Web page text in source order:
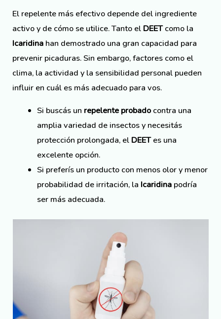
El repelente más efectivo depende del ingrediente
activo y de cómo se utilice. Tanto el DEETcomo la
Icaridina han demostrado una gran capacidad para
prevenir picaduras. Sin embargo, factores como el
clima, la actividad y la sensibilidad personal pueden
influir en cuál es más adecuado para vos.
Si buscás un repelente probadocontra una
amplia variedad de insectos y necesitás
protección prolongada, el DEETes una
excelente opción.
Si preferís un producto con menos olor y menor
probabilidad de irritación, la Icaridinapodría
ser más adecuada.